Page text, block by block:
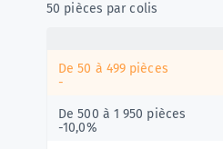
50 pièces par colis
De 50 à 499 pièces
-
De 500 à 1 950 pièces
-10,0%